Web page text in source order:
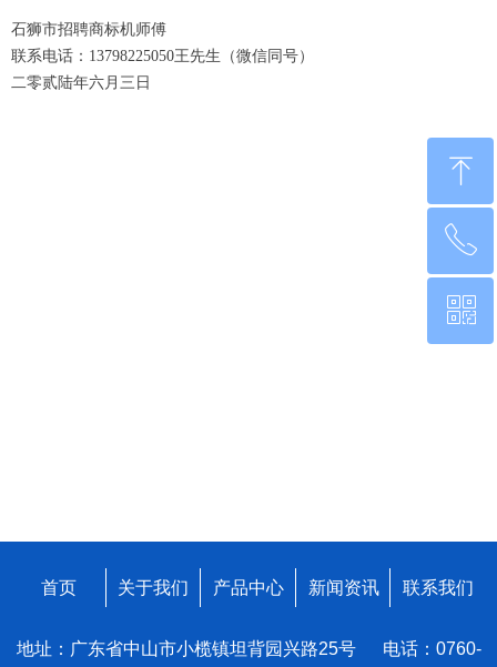
石狮市招聘商标机师傅
联系电话：13798225050王先生（微信同号）
二零贰陆年六月三日
首页 关于我们 产品中心 新闻资讯 联系我们
地址：广东省中山市小榄镇坦背园兴路25号 电话：0760-
ꁸ
回到顶部
ꂅ
0760-22220651
ꀥ